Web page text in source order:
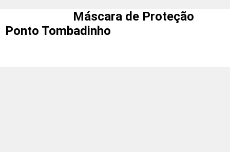
Máscara de Proteção
Ponto Tombadinho